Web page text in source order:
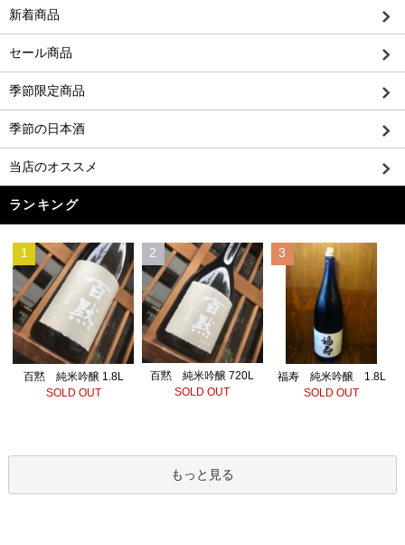
新着商品
セール商品
季節限定商品
季節の日本酒
当店のオススメ
ランキング
1
百黙 純米吟醸 1.8L
SOLD OUT
2
百黙 純米吟醸 720L
SOLD OUT
3
福寿 純米吟醸 1.8L
SOLD OUT
もっと見る